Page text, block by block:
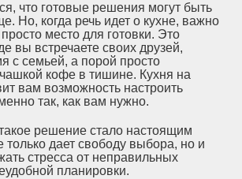
что готовые решения могут быть
Но, когда речь идет о кухне, важно
место для готовки. Это
вы встречаете своих друзей,
с семьей, а порой просто
кофе в тишине. Кухня на
вам возможность настроить
так, как вам нужно.
решение стало настоящим
дает свободу выбора, но и
стресса от неправильных
планировки.